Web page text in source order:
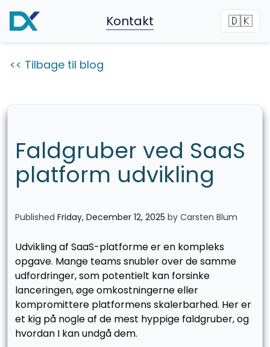
Kontakt 🇩🇰
<< Tilbage til blog
Faldgruber ved SaaS
platform udvikling
Published Friday, December 12, 2025 by Carsten Blum
Udvikling af SaaS-platforme er en kompleks
opgave. Mange teams snubler over de samme
udfordringer, som potentielt kan forsinke
lanceringen, øge omkostningerne eller
kompromittere platformens skalerbarhed. Her er
et kig på nogle af de mest hyppige faldgruber, og
hvordan I kan undgå dem.